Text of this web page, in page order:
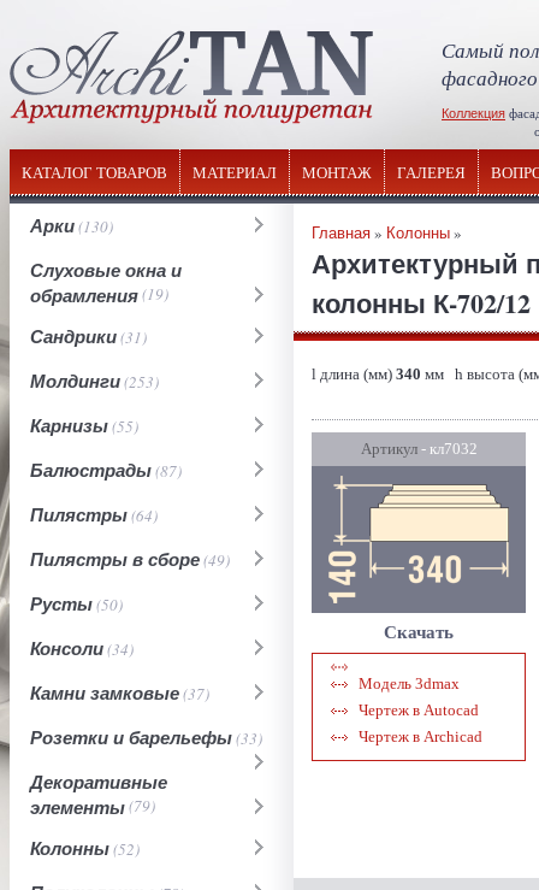
Самый
Коллекция
КАТАЛОГ ТОВАРОВ МАТЕРИАЛ МОНТАЖ ГАЛЕРЕЯ
Арки(130)
Слуховые окна и
обрамления(19)
Сандрики(31)
Молдинги(253)
Карнизы(55)
Балюстрады(87)
Пилястры(64)
Пилястры в сборе(49)
Русты(50)
Консоли(34)
Камни замковые(37)
Розетки и барельефы(33)
Декоративные
элементы(79)
Колонны(52)
Главная» Колонны»
Архитектурный
колонны К-702/
l длина (мм) 340 мм h высота
Артикул- кл7032
Скачать
Модель 3dmax
Чертеж в Autocad
Чертеж в Archicad